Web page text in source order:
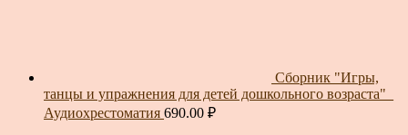
Сборник "Игры,
танцы и упражнения для детей дошкольного возраста"_
Аудиохрестоматия 690.00 ₽